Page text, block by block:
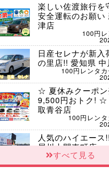
楽しい佐渡旅行を
安全運転のお願い
津店
100円
日産セレナが新入
の里店!! 愛知県
100円レンタ
☆ 夏休みクーポン
9,500円おトク! ☆
取青谷店
100円レン
人気のハイエース
屋川太間東町店
100円レンタカー
すべて見る